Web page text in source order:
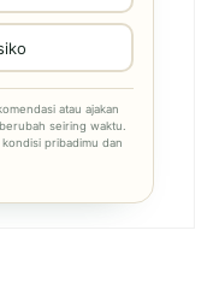
atau ajakan
seiring waktu.
pribadimu dan